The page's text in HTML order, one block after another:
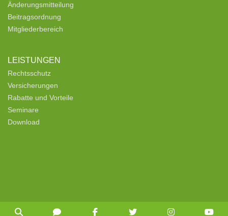
Änderungsmitteilung
Beitragsordnung
Mitgliederbereich
LEISTUNGEN
Rechtsschutz
Versicherungen
Rabatte und Vorteile
Seminare
Download